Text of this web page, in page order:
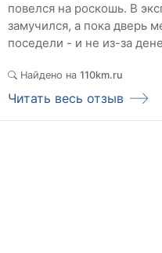
повелся на роскошь. В
замучился, а пока дверь
поседели - и не из-за
Найдено на 110km.ru
Читать весь отзыв